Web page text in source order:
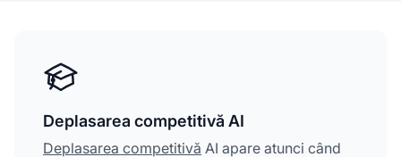
Deplasarea competitivă AI
Deplasarea competitivă AI apare atunci când